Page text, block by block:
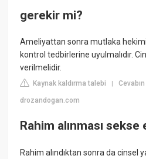
gerekir mi?
Ameliyattan sonra mutlaka
kontrol tedbirlerine uyulmalıdır.
verilmelidir.
Kaynak kaldırma talebi |
drozandogan.com
Rahim alınması
Rahim alındıktan sonra da cinsel